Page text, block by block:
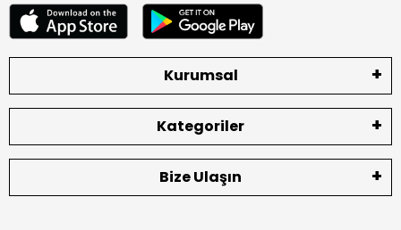
Kurumsal
Kategoriler
Bize Ulaşın